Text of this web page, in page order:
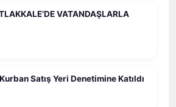
VATANDAŞLARLA
Satış Yeri Denetimine Katıldı